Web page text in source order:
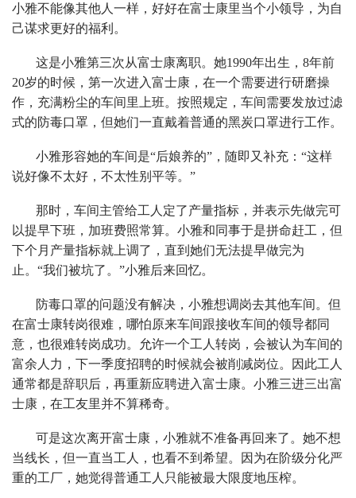
小雅不能像其他人一样，好好在富士康里当个小领导，为自
己谋求更好的福利。
这是小雅第三次从富士康离职。她1990年出生，8年前
20岁的时候，第一次进入富士康，在一个需要进行研磨操
作，充满粉尘的车间里上班。按照规定，车间需要发放过滤
式的防毒口罩，但她们一直戴着普通的黑炭口罩进行工作。
小雅形容她的车间是“后娘养的”，随即又补充：“这样
说好像不太好，不太性别平等。”
那时，车间主管给工人定了产量指标，并表示先做完可
以提早下班，加班费照常算。小雅和同事于是拼命赶工，但
下个月产量指标就上调了，直到她们无法提早做完为
止。“我们被坑了。”小雅后来回忆。
防毒口罩的问题没有解决，小雅想调岗去其他车间。但
在富士康转岗很难，哪怕原来车间跟接收车间的领导都同
意，也很难转岗成功。允许一个工人转岗，会被认为车间的
富余人力，下一季度招聘的时候就会被削减岗位。因此工人
通常都是辞职后，再重新应聘进入富士康。小雅三进三出富
士康，在工友里并不算稀奇。
可是这次离开富士康，小雅就不准备再回来了。她不想
当线长，但一直当工人，也看不到希望。因为在阶级分化严
重的工厂，她觉得普通工人只能被最大限度地压榨。